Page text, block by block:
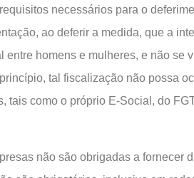
necessários para o
ao deferir a medida, que a
entre homens e mulheres, e não se
tal fiscalização não possa
tais como o próprio E-Social, do
não são obrigadas a fornecer